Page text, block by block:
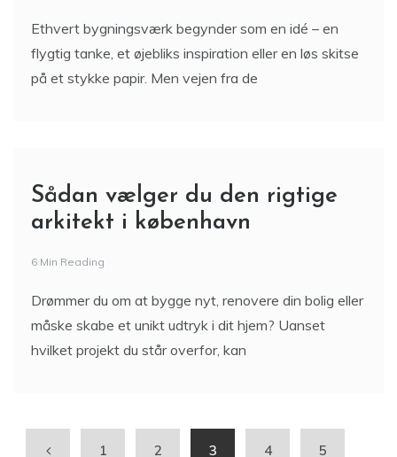
Ethvert bygningsværk begynder som en idé – en
flygtig tanke, et øjebliks inspiration eller en løs skitse
på et stykke papir. Men vejen fra de
Sådan vælger du den rigtige
arkitekt i københavn
6 Min Reading
Drømmer du om at bygge nyt, renovere din bolig eller
måske skabe et unikt udtryk i dit hjem? Uanset
hvilket projekt du står overfor, kan
1 2 3 4 5